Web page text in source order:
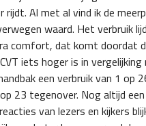
rijdt. Al met al vind ik de
waard. Het verbruik
comfort, dat komt doordat
iets hoger is in vergelijking
een verbruik van 1 op
23 tegenover. Nog altijd
van lezers en kijkers